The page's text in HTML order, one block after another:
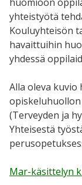
yhteistyötä
Kouluyhteisön
havaittuihin
yhdessä
Alla oleva kuvio
(Terveyden ja
Yhteisestä
Mar-käsittelyn